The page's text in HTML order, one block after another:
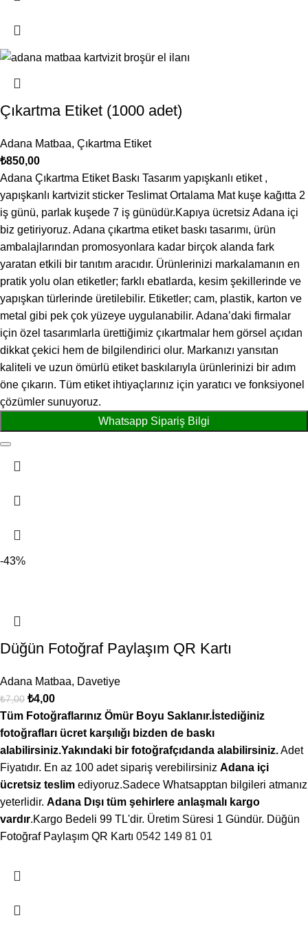
Çıkartma Etiket (1000 adet)
Adana Matbaa, Çıkartma Etiket
₺850,00
Adana Çıkartma Etiket Baskı Tasarım yapışkanlı etiket ,
yapışkanlı kartvizit sticker Teslimat Ortalama Mat kuşe kağıtta 2
iş günü, parlak kuşede 7 iş günüdür.Kapıya ücretsiz Adana içi
biz getiriyoruz. Adana çıkartma etiket baskı tasarımı, ürün
ambalajlarından promosyonlara kadar birçok alanda fark
yaratan etkili bir tanıtım aracıdır. Ürünlerinizi markalamanın en
pratik yolu olan etiketler; farklı ebatlarda, kesim şekillerinde ve
yapışkan türlerinde üretilebilir. Etiketler; cam, plastik, karton ve
metal gibi pek çok yüzeye uygulanabilir. Adana’daki firmalar
için özel tasarımlarla ürettiğimiz çıkartmalar hem görsel açıdan
dikkat çekici hem de bilgilendirici olur. Markanızı yansıtan
kaliteli ve uzun ömürlü etiket baskılarıyla ürünlerinizi bir adım
öne çıkarın. Tüm etiket ihtiyaçlarınız için yaratıcı ve fonksiyonel
çözümler sunuyoruz.
Whatsapp Sipariş Bilgi
-43%
Düğün Fotoğraf Paylaşım QR Kartı
Adana Matbaa, Davetiye
₺7,00 ₺4,00
Tüm Fotoğraflarınız Ömür Boyu Saklanır.İstediğiniz
fotoğrafları ücret karşılığı bizden de baskı
alabilirsiniz.Yakındaki bir fotoğrafçıdanda alabilirsiniz.Adet
Fiyatıdır. En az 100 adet sipariş verebilirsiniz Adana içi
ücretsiz teslim ediyoruz.Sadece Whatsapptan bilgileri atmanız
yeterlidir. Adana Dışı tüm şehirlere anlaşmalı kargo
vardır.Kargo Bedeli 99 TL'dir. Üretim Süresi 1 Gündür. Düğün
Fotoğraf Paylaşım QR Kartı 0542 149 81 01